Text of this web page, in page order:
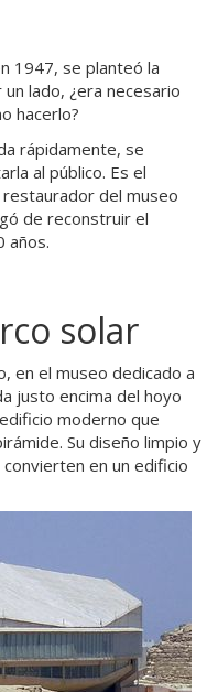
1947, se planteó la
lado, ¿era necesario
hacerlo?
rápidamente, se
al público. Es el
del museo
de reconstruir el
años.
solar
en el museo dedicado a
justo encima del hoyo
moderno que
Su diseño limpio y
en un edificio